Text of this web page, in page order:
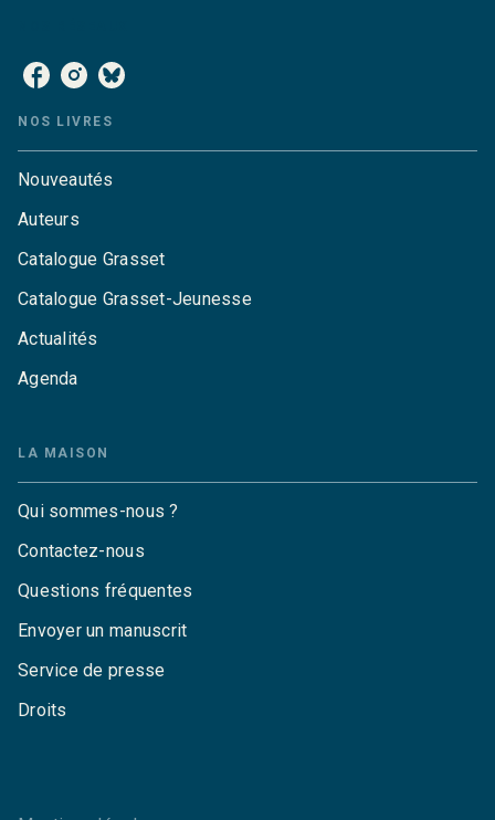
NOS LIVRES
Nouveautés
Auteurs
Catalogue Grasset
Catalogue Grasset-Jeunesse
Actualités
Agenda
LA MAISON
Qui sommes-nous ?
Contactez-nous
Questions fréquentes
Envoyer un manuscrit
Service de presse
Droits